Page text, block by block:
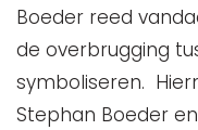
Boeder reed
de overbrugging
symboliseren.
Stephan Boeder